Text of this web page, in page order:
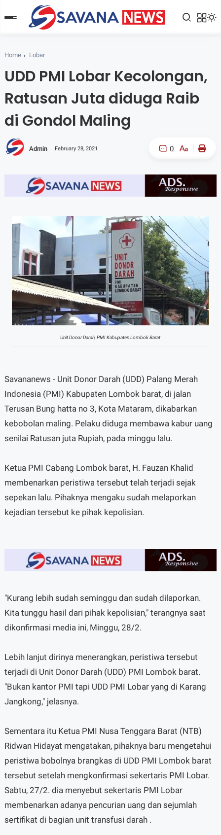
Home Lobar
UDD PMI Lobar Kecolongan,
Ratusan Juta diduga Raib
di Gondol Maling
Admin February 28, 2021 0
A- A+
Unit Donor Darah, PMI Kabupaten Lombok Barat
Savananews - Unit Donor Darah (UDD) Palang Merah
Indonesia (PMI) Kabupaten Lombok barat, di jalan
Terusan Bung hatta no 3, Kota Mataram, dikabarkan
kebobolan maling. Pelaku diduga membawa kabur uang
senilai Ratusan juta Rupiah, pada minggu lalu.
Ketua PMI Cabang Lombok barat, H. Fauzan Khalid
membenarkan peristiwa tersebut telah terjadi sejak
sepekan lalu. Pihaknya mengaku sudah melaporkan
kejadian tersebut ke pihak kepolisian.
"Kurang lebih sudah seminggu dan sudah dilaporkan.
Kita tunggu hasil dari pihak kepolisian," terangnya saat
dikonfirmasi media ini, Minggu, 28/2.
Lebih lanjut dirinya menerangkan, peristiwa tersebut
terjadi di Unit Donor Darah (UDD) PMI Lombok barat.
"Bukan kantor PMI tapi UDD PMI Lobar yang di Karang
Jangkong," jelasnya.
Sementara itu Ketua PMI Nusa Tenggara Barat (NTB)
Ridwan Hidayat mengatakan, pihaknya baru mengetahui
peristiwa bobolnya brangkas di UDD PMI Lombok barat
tersebut setelah mengkonfirmasi sekertaris PMI Lobar.
Sabtu, 27/2. dia menyebut sekertaris PMI Lobar
membenarkan adanya pencurian uang dan sejumlah
sertifikat di bagian unit transfusi darah .